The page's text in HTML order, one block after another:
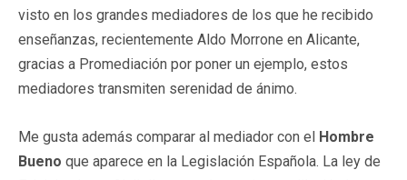
visto en los grandes mediadores de los que he recibido
enseñanzas, recientemente Aldo Morrone en Alicante,
gracias a Promediación por poner un ejemplo, estos
mediadores transmiten serenidad de ánimo.
Me gusta además comparar al mediador con el Hombre
Bueno que aparece en la Legislación Española. La ley de